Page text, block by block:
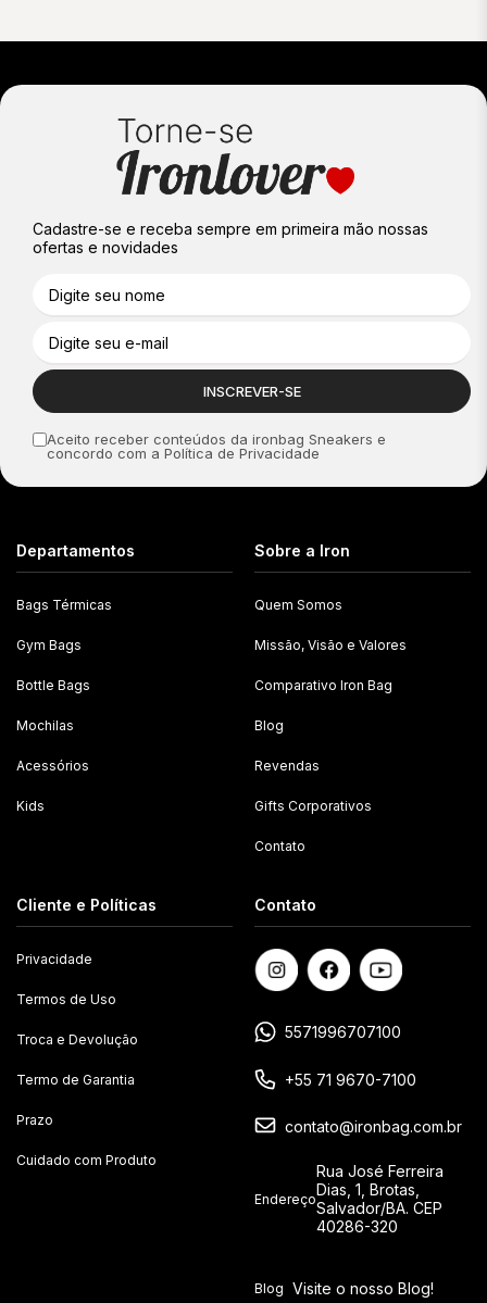
Cadastre-se e receba sempre em primeira mão nossas
ofertas e novidades
Aceito receber conteúdos da ironbag Sneakers e
concordo com a Política de Privacidade
Departamentos
Bags Térmicas
Gym Bags
Bottle Bags
Mochilas
Acessórios
Kids
Sobre a Iron
Quem Somos
Missão, Visão e Valores
Comparativo Iron Bag
Blog
Revendas
Gifts Corporativos
Contato
Cliente e Políticas
Privacidade
Termos de Uso
Troca e Devolução
Termo de Garantia
Prazo
Cuidado com Produto
Contato
5571996707100
+55 71 9670-7100
contato@ironbag.com.br
Endereço
Rua José Ferreira
Dias, 1, Brotas,
Salvador/BA. CEP
40286-320
Blog Visite o nosso Blog!